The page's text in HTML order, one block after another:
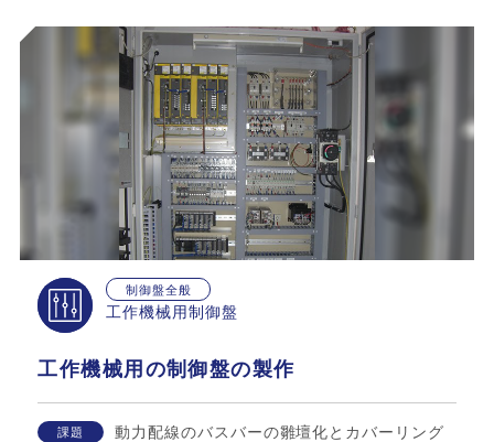
制御盤全般
工作機械用制御盤
工作機械用の制御盤の製作
課題
動力配線のバスバーの雛壇化とカバーリング